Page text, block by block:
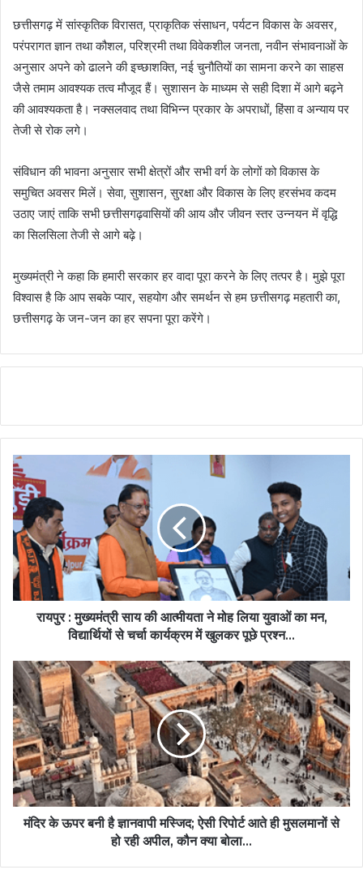
छत्तीसगढ़ में सांस्कृतिक विरासत, प्राकृतिक संसाधन, पर्यटन विकास के अवसर,
परंपरागत ज्ञान तथा कौशल, परिश्रमी तथा विवेकशील जनता, नवीन संभावनाओं के
अनुसार अपने को ढालने की इच्छाशक्ति, नई चुनौतियों का सामना करने का साहस
जैसे तमाम आवश्यक तत्व मौजूद हैं। सुशासन के माध्यम से सही दिशा में आगे बढ़ने
की आवश्यकता है। नक्सलवाद तथा विभिन्न प्रकार के अपराधों, हिंसा व अन्याय पर
तेजी से रोक लगे।
संविधान की भावना अनुसार सभी क्षेत्रों और सभी वर्ग के लोगों को विकास के
समुचित अवसर मिलें। सेवा, सुशासन, सुरक्षा और विकास के लिए हरसंभव कदम
उठाए जाएं ताकि सभी छत्तीसगढ़वासियों की आय और जीवन स्तर उन्नयन में वृद्धि
का सिलसिला तेजी से आगे बढ़े।
मुख्यमंत्री ने कहा कि हमारी सरकार हर वादा पूरा करने के लिए तत्पर है। मुझे पूरा
विश्वास है कि आप सबके प्यार, सहयोग और समर्थन से हम छत्तीसगढ़ महतारी का,
छत्तीसगढ़ के जन-जन का हर सपना पूरा करेंगे।
रायपुर : मुख्यमंत्री साय की आत्मीयता ने मोह लिया युवाओं का मन,
विद्यार्थियों से चर्चा कार्यक्रम में खुलकर पूछे प्रश्न...
मंदिर के ऊपर बनी है ज्ञानवापी मस्जिद; ऐसी रिपोर्ट आते ही मुसलमानों से
हो रही अपील, कौन क्या बोला...